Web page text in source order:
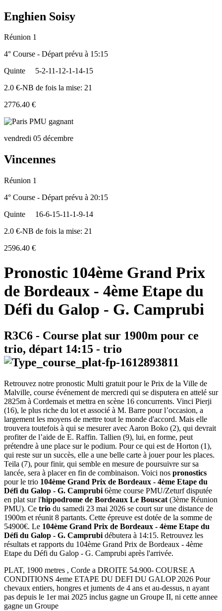
Enghien Soisy
Réunion 1
4° Course - Départ prévu à 15:15
Quinte
5-2-11-12-1-14-15
2.0 €-NB de fois la mise: 21
2776.40 €
vendredi 05 décembre
Vincennes
Réunion 1
4° Course - Départ prévu à 20:15
Quinte
16-6-15-11-1-9-14
2.0 €-NB de fois la mise: 21
2596.40 €
Pronostic 104ème Grand Prix
de Bordeaux - 4ème Etape du
Défi du Galop - G. Camprubi
R3C6 - Course plat sur 1900m pour ce
trio, départ 14:15 - trio
Retrouvez notre pronostic Multi gratuit pour le Prix de la Ville de
Malville, course événement de mercredi qui se disputera en attelé sur
2825m à Cordemais et mettra en scène 16 concurrents. Vinci Pierji
(16), le plus riche du lot et associé à M. Barre pour l’occasion, a
largement les moyens de mettre tout le monde d'accord. Mais elle
trouvera toutefois à qui se mesurer avec Aaron Boko (2), qui devrait
profiter de l’aide de E. Raffin. Tallien (9), lui, en forme, peut
prétendre à une place sur le podium. Pour ce qui est de Horton (1),
qui reste sur un succès, elle a une belle carte à jouer pour les places.
Teila (7), pour finir, qui semble en mesure de poursuivre sur sa
lancée, sera à placer en fin de combinaison. Voici nos pronostics
pour le trio 104ème Grand Prix de Bordeaux - 4ème Etape du
Défi du Galop - G. Camprubi 6ème course PMU/Zeturf disputée
en plat sur l'hippodrome de Bordeaux Le Bouscat (3ème Réunion
PMU). Ce trio du samedi 23 mai 2026 se court sur une distance de
1900m et réunit 8 partants. Cette épreuve est dotée de la somme de
54900€. Le 104ème Grand Prix de Bordeaux - 4ème Etape du
Défi du Galop - G. Camprubi débutera à 14:15. Retrouvez les
résultats et rapports du 104ème Grand Prix de Bordeaux - 4ème
Etape du Défi du Galop - G. Camprubi après l'arrivée.
PLAT, 1900 metres , Corde a DROITE 54.900- COURSE A
CONDITIONS 4eme ETAPE DU DEFI DU GALOP 2026 Pour
chevaux entiers, hongres et juments de 4 ans et au-dessus, n ayant
pas depuis le 1er mai 2025 inclus gagne un Groupe II, ni cette annee
gagne un Groupe